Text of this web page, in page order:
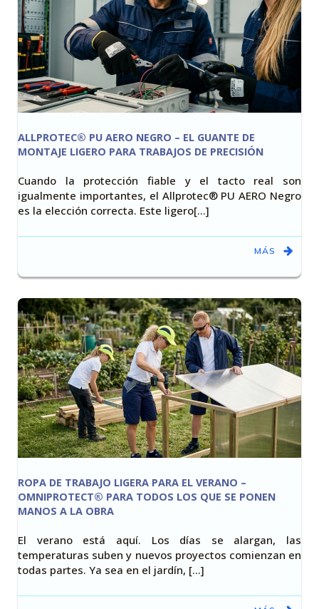
ALLPROTEC® PU AERO NEGRO – EL GUANTE DE
MONTAJE LIGERO PARA TRABAJOS DE PRECISIÓN
Cuando la protección fiable y el tacto real son
igualmente importantes, el Allprotec® PU AERO Negro
es la elección correcta. Este ligero[…]
MÁS
ROPA DE TRABAJO LIGERA PARA EL VERANO –
OMNIPROTECT® PARA TODOS LOS QUE SE PONEN
MANOS A LA OBRA
El verano está aquí. Los días se alargan, las
temperaturas suben y nuevos proyectos comienzan en
todas partes. Ya sea en el jardín, [...]